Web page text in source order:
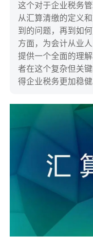
这个对于企业税务
从汇算清缴的定义
到的问题，再到如
方面，为会计从业
提供一个全面的理
者在这个复杂但关
得企业税务更加稳健